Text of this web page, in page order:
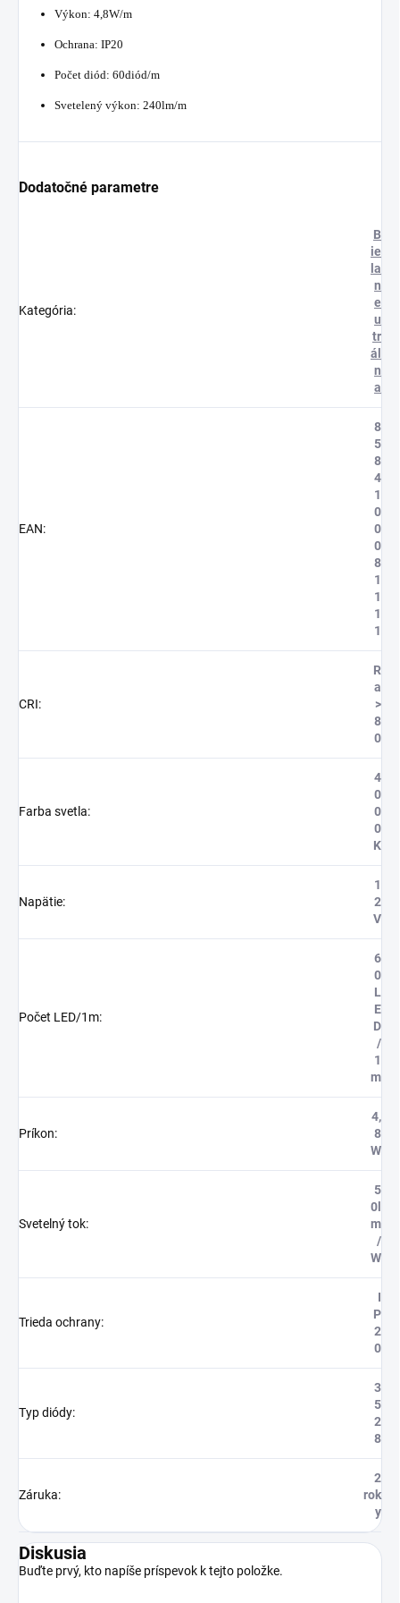
Výkon: 4,8W/m
Ochrana: IP20
Počet diód: 60diód/m
Svetelený výkon: 240lm/m
Dodatočné parametre
Kategória:
B
ie
la
n
e
u
tr
ál
n
a
EAN:
8
5
8
4
1
0
0
0
8
1
1
1
1
CRI:
R
a
>
8
0
Farba svetla:
4
0
0
0
K
Napätie:
1
2
V
Počet LED/1m:
6
0
L
E
D
/
1
m
Príkon:
4,
8
W
Svetelný tok:
5
0l
m
/
W
Trieda ochrany:
I
P
2
0
Typ diódy:
3
5
2
8
Záruka:
2
rok
y
Diskusia
Buďte prvý, kto napíše príspevok k tejto položke.